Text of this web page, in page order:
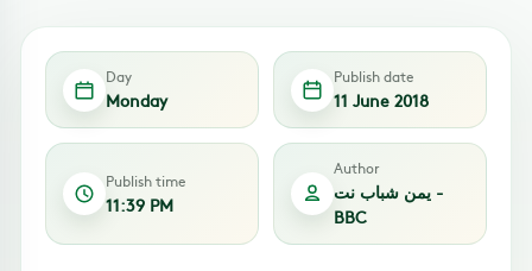
Day
Monday
Publish date
11 June 2018
Publish time
11:39 PM
Author
يمن شباب نت -
BBC